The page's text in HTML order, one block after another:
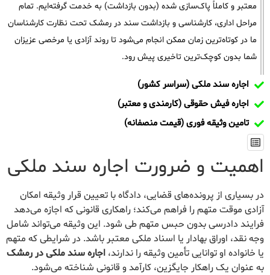
معتبر و کاملاً پاک‌سازی شده (بدون بازداشت) به خدمت گرفته‌ایم. تمام
مراحل اداری، کارشناسی و بازداشت سند در رمشک تحت نظارت کارشناسان
ما در کوتاه‌ترین زمان ممکن انجام می‌شود تا روند آزادی یا مرخصی عزیزان
شما بدون کوچک‌ترین تاخیری پیش رود.
اجاره سند ملکی (سراسر کشور)
اجاره فیش حقوقی (کارمندی و معتبر)
تامین وثیقه فوری (قیمت منصفانه)
اهمیت و ضرورت اجاره سند ملکی
در بسیاری از پرونده‌های قضایی، دادگاه با تعیین قرار وثیقه امکان
آزادی موقت متهم را فراهم می‌کند؛ راهکاری قانونی که اجازه می‌دهد
فرایند دادرسی بدون حبس متهم طی شود. این وثیقه می‌تواند شامل
وجه نقد، اوراق بهادار یا اسناد ملکی معتبر باشد. در شرایطی که متهم
یا خانواده او توانایی تأمین وثیقه را ندارند، اجاره سند ملکی در رمشک
به عنوان یک راهکار جایگزین، کارآمد و قانونی شناخته می‌شود.